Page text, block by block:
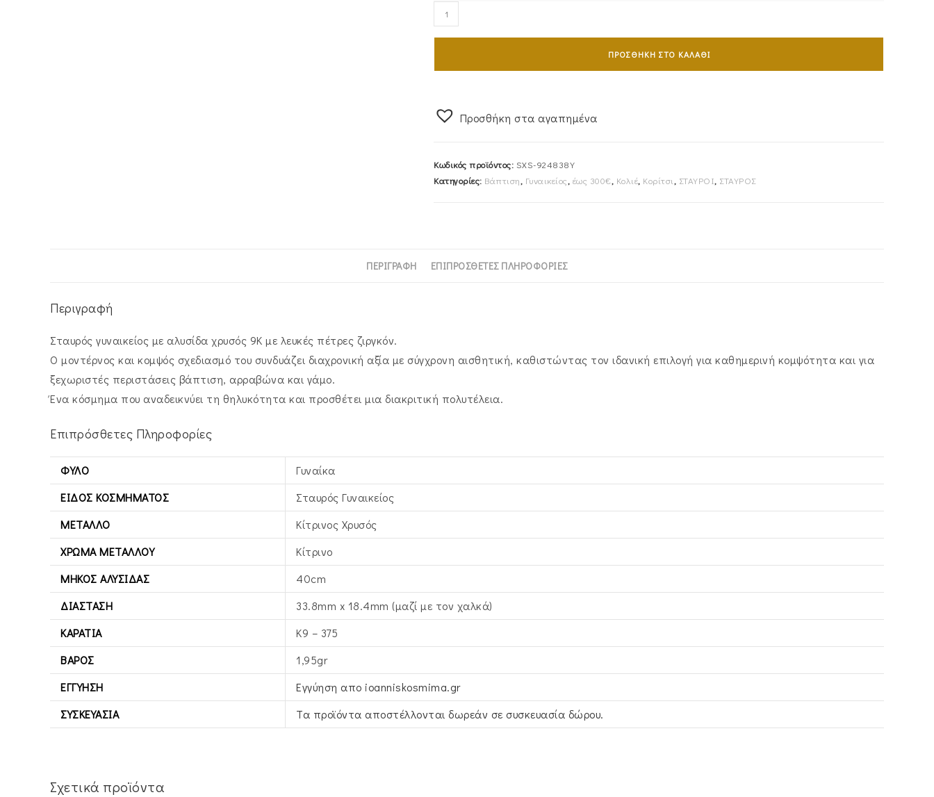
Σταυρός
Γυναικείος
Με
Ζιργκόν
SXS-
ΠΡΟΣΘΉΚΗ ΣΤΟ ΚΑΛΆΘΙ
Προσθήκη στα αγαπημένα
Κωδικός προϊόντος: SXS-924838Y
Κατηγορίες: Βάπτιση, Γυναικείος, έως 300€, Κολιέ, Κορίτσι , ΣΤΑΥΡΟΙ, ΣΤΑΥΡΟΣ
ΠΕΡΙΓΡΑΦΉ ΕΠΙΠΡΌΣΘΕΤΕΣ ΠΛΗΡΟΦΟΡΊΕΣ
Περιγραφή
Σταυρός γυναικείος με αλυσίδα χρυσός 9Κ με λευκές πέτρες ζιργκόν.
Ο μοντέρνος και κομψός σχεδιασμό του συνδυάζει διαχρονική αξία με σύγχρονη αισθητική, καθιστώντας τον ιδανική επιλογή για καθημερινή κομψότητα και για
ξεχωριστές περιστάσεις βάπτιση, αρραβώνα και γάμο.
Ένα κόσμημα που αναδεικνύει τη θηλυκότητα και προσθέτει μια διακριτική πολυτέλεια.
Επιπρόσθετες Πληροφορίες
ΦΎΛΟ
Γυναίκα
ΕΊΔΟΣ ΚΟΣΜΉΜΑΤΟΣ
Σταυρός Γυναικείος
ΜΈΤΑΛΛΟ
Κίτρινος Xρυσός
ΧΡΏΜΑ ΜΕΤΆΛΛΟΥ
Κίτρινο
ΜΉΚΟΣ ΑΛΥΣΊΔΑΣ
40cm
ΔΙΆΣΤΑΣΗ
33.8mm x 18.4mm (μαζί με τον χαλκά)
ΚΑΡΆΤΙΑ
Κ9 – 375
ΒΆΡΟΣ
1,95gr
ΕΓΓΎΗΣΗ
Εγγύηση απο ioanniskosmima.gr
ΣΥΣΚΕΥΑΣΊΑ
Τα προϊόντα αποστέλλονται δωρεάν σε συσκευασία δώρου.
Σχετικά προϊόντα